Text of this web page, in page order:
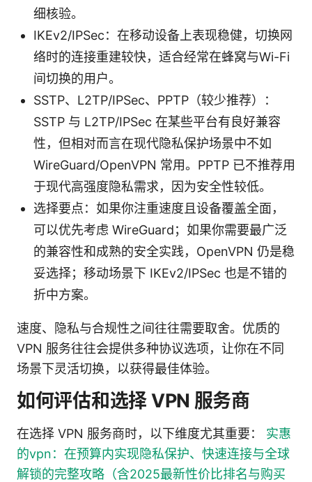
细核验。
IKEv2/IPSec：在移动设备上表现稳健，切换网
络时的连接重建较快，适合经常在蜂窝与Wi-Fi
间切换的用户。
SSTP、L2TP/IPSec、PPTP（较少推荐）：
SSTP 与 L2TP/IPSec 在某些平台有良好兼容
性，但相对而言在现代隐私保护场景中不如
WireGuard/OpenVPN 常用。PPTP 已不推荐用
于现代高强度隐私需求，因为安全性较低。
选择要点：如果你注重速度且设备覆盖全面，
可以优先考虑 WireGuard；如果你需要最广泛
的兼容性和成熟的安全实践，OpenVPN 仍是稳
妥选择；移动场景下 IKEv2/IPSec 也是不错的
折中方案。
速度、隐私与合规性之间往往需要取舍。优质的
VPN 服务往往会提供多种协议选项，让你在不同
场景下灵活切换，以获得最佳体验。
如何评估和选择 VPN 服务商
在选择 VPN 服务商时，以下维度尤其重要： 实惠
的vpn：在预算内实现隐私保护、快速连接与全球
解锁的完整攻略（含2025最新性价比排名与购买